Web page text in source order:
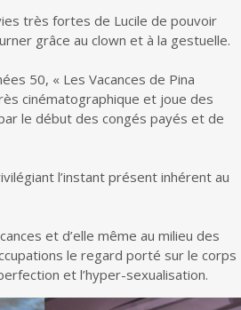
très fortes de Lucile de pouvoir
grâce au clown et à la gestuelle.
50, « Les Vacances de Pina
cinématographique et joue des
le début des congés payés et de
l’instant présent inhérent au
et d’elle même au milieu des
le regard porté sur le corps
et l’hyper-sexualisation.